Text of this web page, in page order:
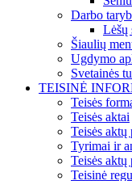
Darbo
Lėšų
Šiaulių
Ugdymo
Svetainės
TEISINĖ
Teisės
Teisės aktai
Teisės aktų
Tyrimai ir
Teisės aktų
Teisinė